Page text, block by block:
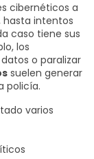
cibernéticos a
hasta intentos
caso tiene sus
los
o paralizar
suelen generar
policía.
varios